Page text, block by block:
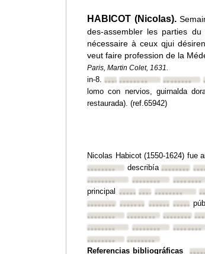
HABICOT (Nicolas).
des-assembler les parties
nécessaire à ceux qjui
veut faire profession de la
Paris, Martin Colet, 1631.
in-8.•••••••••••••••• ••••••••
lomo con nervios, guirnalda
restaurada). (ref.65942)
Nicolas Habicot (1550-1624) fue
••••••••
describía ••••••••
••••••••
•••••••• ••••••••
principal ••••••••••••••••••••••••
•••••••• •••••••• ••••••••••••••••
••••••••
•••••••• ••••••••
••••••••
•••••••• ••••••••
••••••••
••••••••
Referencias bibliográficas